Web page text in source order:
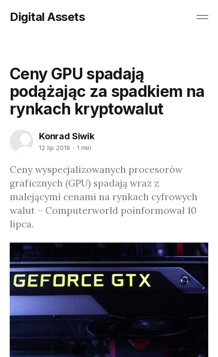
Digital Assets
Ceny GPU spadają
podążając za spadkiem na
rynkach kryptowalut
Konrad Siwik
12 lip 2018 1 min
Ceny wyspecjalizowanych procesorów
graficznych (GPU) spadają wraz z
malejącymi cenami na rynkach cyfrowych
walut – Computerworld poinformował 10
lipca.